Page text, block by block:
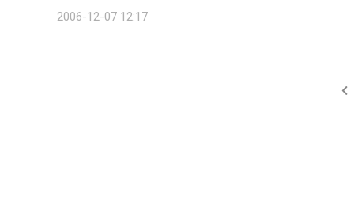
2006-12-07 12:17